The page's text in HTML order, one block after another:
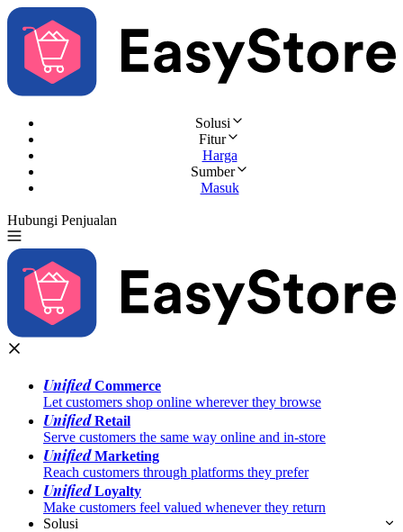
Solusi
Fitur
Harga
Sumber
Masuk
Hubungi Penjualan
UnifiedCommerce
Let customers shop online wherever they browse
UnifiedRetail
Serve customers the same way online and in-store
UnifiedMarketing
Reach customers through platforms they prefer
UnifiedLoyalty
Make customers feel valued whenever they return
Solusi